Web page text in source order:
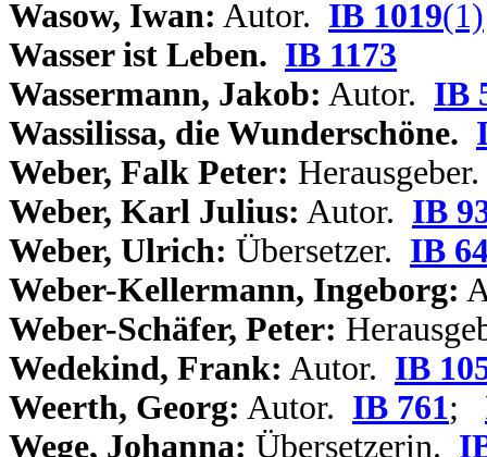
Wasow, Iwan: Autor. IB 1019(1)
Wasser ist Leben. IB 1173
Wassermann, Jakob: Autor. IB
Wassilissa, die Wunderschöne.
Weber, Falk Peter:
Weber, Karl Julius: Autor. IB
Weber, Ulrich: Übersetzer. IB
Weber-Kellermann, Ingeborg:
Weber-Schäfer, Peter:
Wedekind, Frank: Autor. IB
Weerth, Georg: Autor. IB 761;
Wege, Johanna: Übersetzerin.